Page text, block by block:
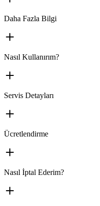
Daha Fazla Bilgi
Nasıl Kullanırım?
Servis Detayları
Ücretlendirme
Nasıl İptal Ederim?